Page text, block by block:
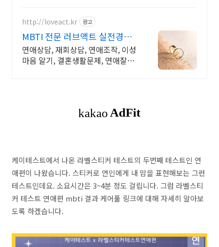
http://loveact.kr 광고
MBTI 전문 러브액트 실전경험
이 가장 많은 업체
연애상담, 재회상담, 연애조작, 이성
마음 알기, 결혼생활문제, 연애잘하
케이테스트에서 나온 라벨스티커 테스트의 두번째 테스트인 연
애편이 나왔습니다. 스티커로 연인에게 내 맘을 표현해보는 그런
테스트인데요. 소요시간은 3~4분 정도 걸립니다. 그럼 라벨스티
커 테스트 연애편 mbti 결과 케어풀 링크에 대해 자세히 알아보
도록 하겠습니다.